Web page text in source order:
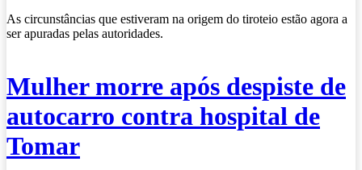
As circunstâncias que estiveram na origem do tiroteio estão agora a
ser apuradas pelas autoridades.
Mulher morre após despiste de
autocarro contra hospital de
Tomar